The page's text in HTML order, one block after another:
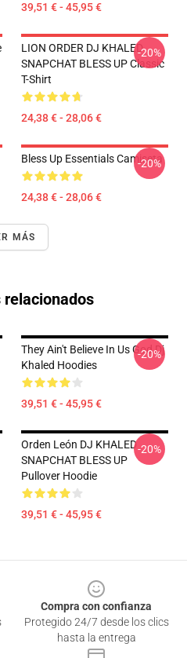
39,51 € - 45,95 €
LION ORDER DJ KHALED
SNAPCHAT BLESS UP Classic
T-Shirt
24,38 € - 28,06 €
-20%
Bless Up Essentials Camiseta
24,38 € - 28,06 €
-20%
MÁS
relacionados
They Ain't Believe In Us God Dj
Khaled Hoodies
39,51 € - 45,95 €
-20%
Orden León DJ KHALED
SNAPCHAT BLESS UP
Pullover Hoodie
39,51 € - 45,95 €
-20%
Compra con confianza
Protegido 24/7 desde los clics
hasta la entrega